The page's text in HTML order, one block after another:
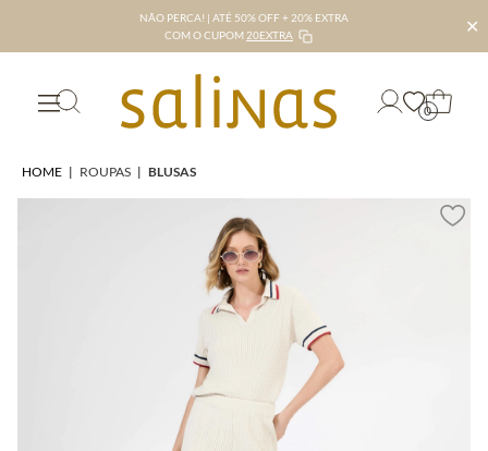
NÃO PERCA! | ATÉ 50% OFF + 20% EXTRA
COM O CUPOM 20EXTRA ✕
0
HOME | ROUPAS | BLUSAS